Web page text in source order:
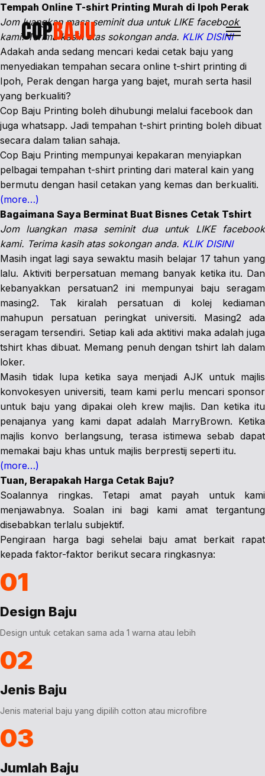
COPBAJU
Tempah Online T-shirt Printing Murah di Ipoh Perak
Jom luangkan masa seminit dua untuk LIKE facebook
kami. Terima kasih atas sokongan anda. KLIK DISINI
Adakah anda sedang mencari kedai cetak baju yang
menyediakan tempahan secara online t-shirt printing di
Ipoh, Perak dengan harga yang bajet, murah serta hasil
yang berkualiti?
Cop Baju Printing boleh dihubungi melalui facebook dan
juga whatsapp. Jadi tempahan t-shirt printing boleh dibuat
secara dalam talian sahaja.
Cop Baju Printing mempunyai kepakaran menyiapkan
pelbagai tempahan t-shirt printing dari materal kain yang
bermutu dengan hasil cetakan yang kemas dan berkualiti.
(more…)
Bagaimana Saya Berminat Buat Bisnes Cetak Tshirt
Jom luangkan masa seminit dua untuk LIKE facebook
kami. Terima kasih atas sokongan anda. KLIK DISINI
Masih ingat lagi saya sewaktu masih belajar 17 tahun yang
lalu. Aktiviti berpersatuan memang banyak ketika itu. Dan
kebanyakkan persatuan2 ini mempunyai baju seragam
masing2. Tak kiralah persatuan di kolej kediaman
mahupun persatuan peringkat universiti. Masing2 ada
seragam tersendiri. Setiap kali ada aktitivi maka adalah juga
tshirt khas dibuat. Memang penuh dengan tshirt lah dalam
loker.
Masih tidak lupa ketika saya menjadi AJK untuk majlis
konvokesyen universiti, team kami perlu mencari sponsor
untuk baju yang dipakai oleh krew majlis. Dan ketika itu
penajanya yang kami dapat adalah MarryBrown. Ketika
majlis konvo berlangsung, terasa istimewa sebab dapat
memakai baju khas untuk majlis berprestij seperti itu.
(more…)
Tuan, Berapakah Harga Cetak Baju?
Soalannya ringkas. Tetapi amat payah untuk kami
menjawabnya. Soalan ini bagi kami amat tergantung
disebabkan terlalu subjektif.
Pengiraan harga bagi sehelai baju amat berkait rapat
kepada faktor-faktor berikut secara ringkasnya:
01
Design Baju
Design untuk cetakan sama ada 1 warna atau lebih
02
Jenis Baju
Jenis material baju yang dipilih cotton atau microfibre
03
Jumlah Baju